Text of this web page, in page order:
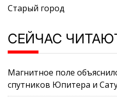
Старый город
СЕЙЧАС
Магнитное поле
спутников Юпитера и